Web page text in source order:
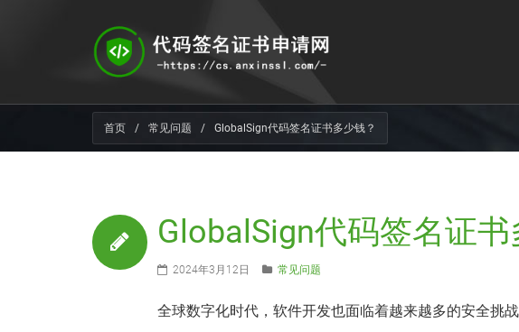
首页 / 常见问题 / GlobalSign代码签名证书多少钱？
GlobalSign代码签名证书
2024年3月12日 常见问题
全球数字化时代，软件开发也面临着越来越多的安全挑